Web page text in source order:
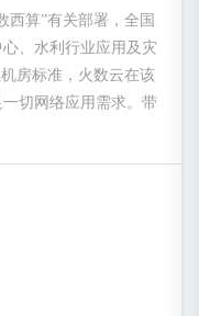
西算”有关部署，全国
、水利行业应用及灾
房标准，火数云在该
切网络应用需求。带